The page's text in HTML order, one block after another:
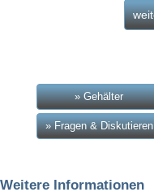
» Gehälter
» Fragen & Diskutieren
Weitere Informationen